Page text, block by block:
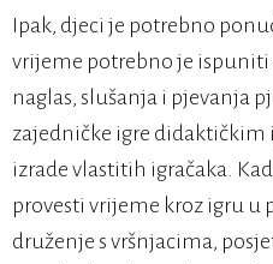
Ipak, djeci je potrebno
vrijeme potrebno je
naglas, slušanja i pjevanja
zajedničke igre didaktičkim
izrade vlastitih igračaka.
provesti vrijeme kroz igru u
druženje s vršnjacima,